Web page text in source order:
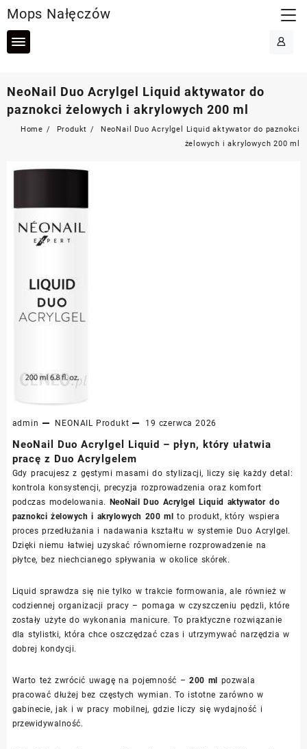
to
content
Mops Nałęczów
NeoNail Duo Acrylgel Liquid aktywator do
paznokci żelowych i akrylowych 200 ml
Home Produkt
NeoNail Duo Acrylgel Liquid aktywator do paznokci
żelowych i akrylowych 200 ml
admin NEONAIL Produkt 19 czerwca 2026
NeoNail Duo Acrylgel Liquid – płyn, który ułatwia
pracę z Duo Acrylgelem
Gdy pracujesz z gęstymi masami do stylizacji, liczy się każdy detal:
kontrola konsystencji, precyzja rozprowadzenia oraz komfort
podczas modelowania. NeoNail Duo Acrylgel Liquid aktywator do
paznokci żelowych i akrylowych 200 ml to produkt, który wspiera
proces przedłużania i nadawania kształtu w systemie Duo Acrylgel.
Dzięki niemu łatwiej uzyskać równomierne rozprowadzenie na
płytce, bez niechcianego spływania w okolice skórek.
Liquid sprawdza się nie tylko w trakcie formowania, ale również w
codziennej organizacji pracy – pomaga w czyszczeniu pędzli, które
zostały użyte do wykonania manicure. To praktyczne rozwiązanie
dla stylistki, która chce oszczędzać czas i utrzymywać narzędzia w
dobrej kondycji.
Warto też zwrócić uwagę na pojemność –200 ml pozwala
pracować dłużej bez częstych wymian. To istotne zarówno w
gabinecie, jak i w pracy mobilnej, gdzie liczy się wydajność i
przewidywalność.